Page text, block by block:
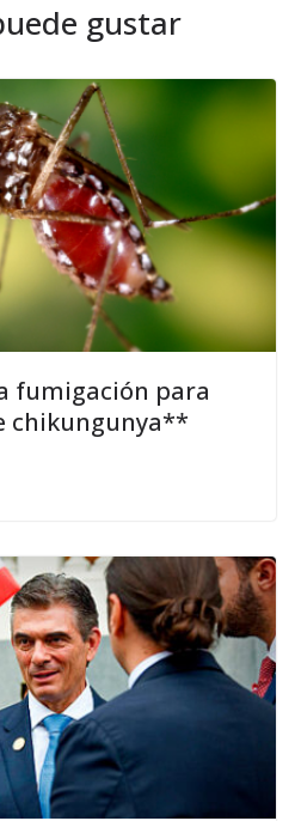
gustar
fumigación para
chikungunya**